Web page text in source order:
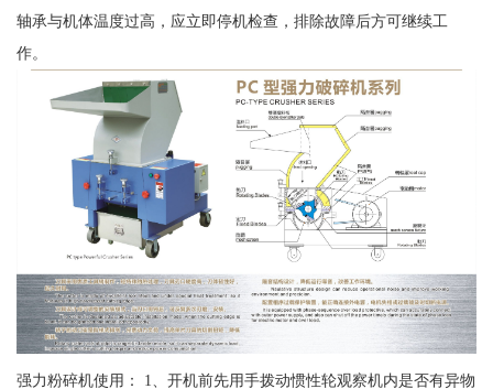
轴承与机体温度过高，应立即停机检查，排除故障后方可继续工
作。
强力粉碎机使用： 1、开机前先用手拨动惯性轮观察机内是否有异物